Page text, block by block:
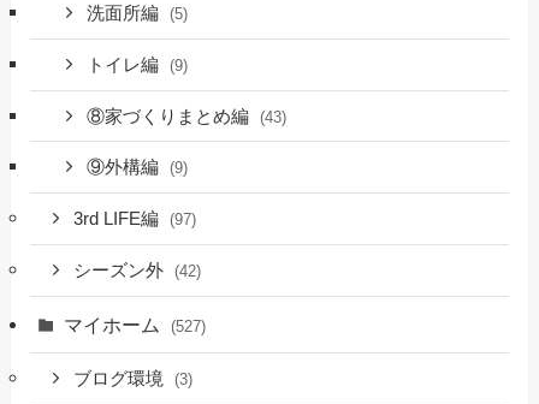
洗面所編 (5)
トイレ編 (9)
⑧家づくりまとめ編 (43)
⑨外構編 (9)
3rd LIFE編 (97)
シーズン外 (42)
マイホーム (527)
ブログ環境 (3)